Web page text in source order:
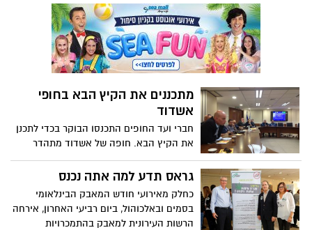
נוער מכירים היטב את האור הפנימי הבוקע
מכל אחד וכבר כמה שנים שהם מנצלים את
החג וסמליו לפעילות של הפצת האור ובניית
קהילה מוארת ונעימה
מתכננים את הקיץ הבא בחופי
אשדוד
חברי ועד החופים התכנסו הבוקר בכדי לתכנן
את הקיץ הבא. חופה של אשדוד מתהדר
בדגלים כחולים לכל אורכו, מלונות ברמה
גבוהה, גישה לנכים וחופים נקיים ומסודרים,
לנו את הקיץ הבא מרענן ומהנה
גראס תדע למה אתה נכנס
כחלק מאירועי חודש המאבק הבינלאומי
בסמים ובאלכוהול, ביום רביעי האחרון, אירחה
הרשות העירונית למאבק בהתמכרויות